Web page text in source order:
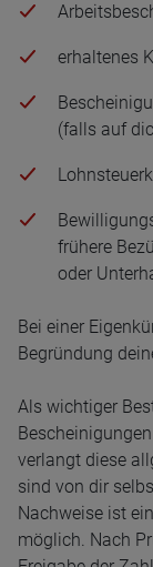
erhaltenes
(falls auf
frühere
oder
Bei einer
Begründung
Als wichtiger
verlangt diese
sind von dir
Nachweise ist
möglich. Nach